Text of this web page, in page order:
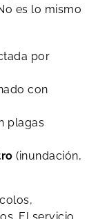
es lo mismo
por
con
plagas
(inundación,